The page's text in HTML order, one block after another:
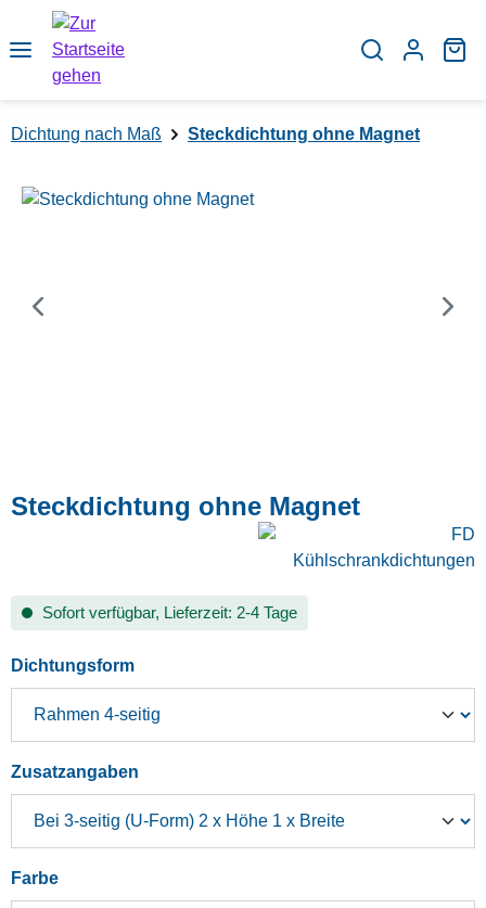
Zum Hauptinhalt springen
Dichtung nach Maß Steckdichtung ohne Magnet
Bildergalerie überspringen
Steckdichtung ohne Magnet
Sofort verfügbar, Lieferzeit: 2-4 Tage
Dichtungsformauswählen
Zusatzangaben
Farbeauswählen